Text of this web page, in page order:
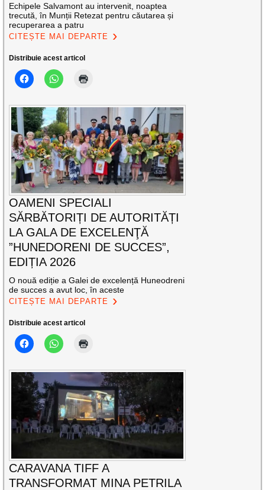
Echipele Salvamont au intervenit, noaptea
trecută, în Munții Retezat pentru căutarea și
recuperarea a patru
CITEȘTE MAI DEPARTE
Distribuie acest articol
OAMENI SPECIALI
SĂRBĂTORIȚI DE AUTORITĂȚI
LA GALA DE EXCELENŢĂ
”HUNEDORENI DE SUCCES”,
EDIȚIA 2026
O nouă ediție a Galei de excelență Huneodreni
de succes a avut loc, în aceste
CITEȘTE MAI DEPARTE
Distribuie acest articol
CARAVANA TIFF A
TRANSFORMAT MINA PETRILA